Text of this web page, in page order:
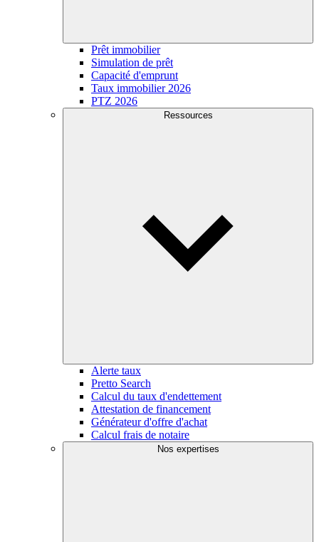
Prêt immobilier
Simulation de prêt
Capacité d'emprunt
Taux immobilier 2026
PTZ 2026
Ressources
Alerte taux
Pretto Search
Calcul du taux d'endettement
Attestation de financement
Générateur d'offre d'achat
Calcul frais de notaire
Nos expertises